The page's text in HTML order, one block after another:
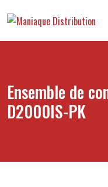
Ensemble de
D2000IS-PK